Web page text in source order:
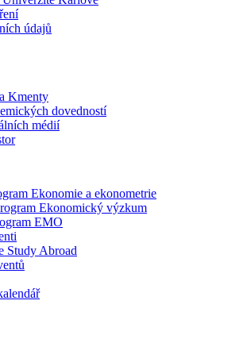
údajů
Kmenty
dovedností
médií
Ekonomie a ekonometrie
Ekonomický výzkum
EMO
Study Abroad